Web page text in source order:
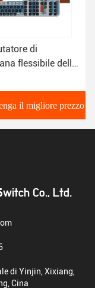
su ordinazione
la tastiera del
di FPC con la
poliestere
il migliore prezzo
Co., Ltd.
di Yinjin, Xixiang,
Cina